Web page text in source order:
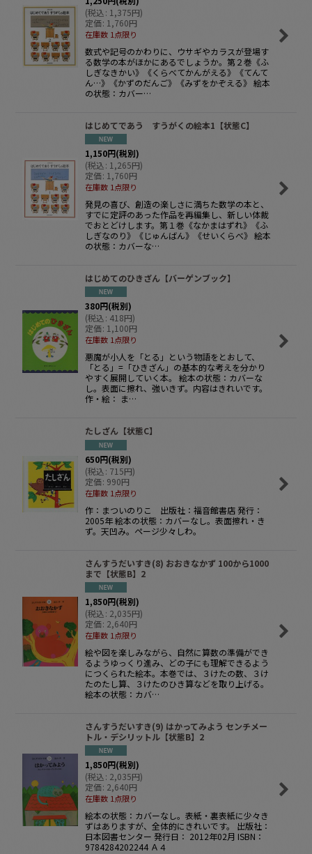
(税込: 1,375円)
定価: 1,760円
在庫数 1点限り
数式や記号のかわりに、ウサギやカラスが登場す
る数学の本がほかにあるでしょうか。第２巻《ふ
しぎなきかい》《くらべてかんがえる》《てんて
ん…》《かずのだんご》《みずをかぞえる》 絵本
の状態：カバー…
はじめてであう すうがくの絵本1【状態C】
1,150円(税別)
(税込: 1,265円)
定価: 1,760円
在庫数 1点限り
発見の喜び、創造の楽しさに満ちた数学の本と、
すでに定評のあった作品を再編集し、新しい体裁
でおとどけします。第１巻《なかまはずれ》《ふ
しぎなのり》《じゅんばん》《せいくらべ》 絵本
の状態：カバーな…
はじめてのひきざん【バーゲンブック】
380円(税別)
(税込: 418円)
定価: 1,100円
在庫数 1点限り
悪魔が小人を「とる」という物語をとおして、
「とる」=「ひきざん」の基本的な考えを分かり
やすく展開していく本。 絵本の状態：カバーな
し。表面に擦れ、強いきず。内容はきれいです。
作・絵： ま…
たしざん【状態C】
650円(税別)
(税込: 715円)
定価: 990円
在庫数 1点限り
作：まついのりこ 出版社：福音館書店 発行：
2005年 絵本の状態：カバーなし。表面擦れ・き
ず。天凹み。ページ少々しわ。
さんすうだいすき(8) おおきなかず 100から1000
まで【状態B】2
1,850円(税別)
(税込: 2,035円)
定価: 2,640円
在庫数 1点限り
絵や図を楽しみながら、自然に算数の準備ができ
るようゆっくり進み、どの子にも理解できるよう
につくられた絵本。本巻では、３けたの数、３け
たのたし算、３けたのひき算などを取り上げる。
絵本の状態：カバ…
さんすうだいすき(9) はかってみよう センチメー
トル・デシリットル【状態B】2
1,850円(税別)
(税込: 2,035円)
定価: 2,640円
在庫数 1点限り
絵本の状態：カバーなし。表紙・裏表紙に少々き
ずはありますが、全体的にきれいです。 出版社：
日本図書センター 発行日： 2012年02月 ISBN：
9784284202244 Ａ４